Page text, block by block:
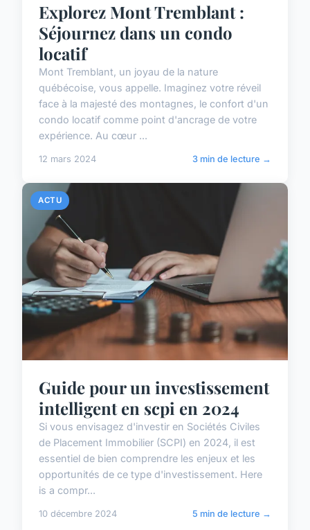
Explorez Mont Tremblant :
Séjournez dans un condo
locatif
Mont Tremblant, un joyau de la nature
québécoise, vous appelle. Imaginez votre réveil
face à la majesté des montagnes, le confort d'un
condo locatif comme point d'ancrage de votre
expérience. Au cœur ...
12 mars 2024 3 min de lecture →
ACTU
Guide pour un investissement
intelligent en scpi en 2024
Si vous envisagez d'investir en Sociétés Civiles
de Placement Immobilier (SCPI) en 2024, il est
essentiel de bien comprendre les enjeux et les
opportunités de ce type d'investissement. Here
is a compr...
10 décembre 2024 5 min de lecture →